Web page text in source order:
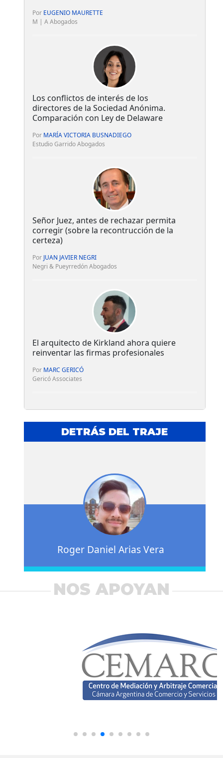
Por EUGENIO MAURETTE
M | A Abogados
Los conflictos de interés de los
directores de la Sociedad Anónima.
Comparación con Ley de Delaware
Por MARÍA VICTORIA BUSNADIEGO
Estudio Garrido Abogados
Señor Juez, antes de rechazar permita
corregir (sobre la recontrucción de la
certeza)
Por JUAN JAVIER NEGRI
Negri & Pueyrredón Abogados
El arquitecto de Kirkland ahora quiere
reinventar las firmas profesionales
Por MARC GERICÓ
Gericó Associates
DETRÁS DEL TRAJE
Roger Daniel Arias Vera
NOS APOYAN